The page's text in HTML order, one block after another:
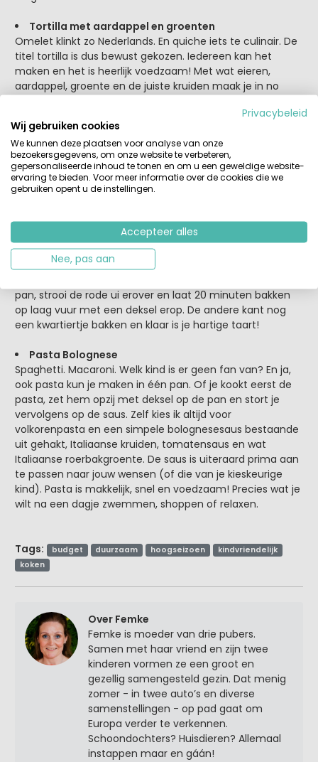
Tortilla met aardappel en groenten
Omelet klinkt zo Nederlands. En quiche iets te culinair. De
titel tortilla is dus bewust gekozen. Iedereen kan het
maken en het is heerlijk voedzaam! Met wat eieren,
aardappel, groente en de juiste kruiden maak je in no
Bloemkool-aardappeltaart uit de koekenpan
Een taart zonder oven, springvorm of ander fancy
keukenhulp. Yes please! Voor 1 taart heb je genoeg aan 1
bloemkool, 3 aardappels, 3 eieren, 2 tenen knoflook en 1
partner aan het werk) en rasp of snijd ze fijn. Haal
vervolgens de bladeren van de bloemkool, snijd de
onderkant weg en rasp hem fijn. Doe de aardappel en
bloemkool in een kom en doe de eieren plus wat olie,
pan, strooi de rode ui erover en laat 20 minuten bakken
op laag vuur met een deksel erop. De andere kant nog
een kwartiertje bakken en klaar is je hartige taart!
Pasta Bolognese
Spaghetti. Macaroni. Welk kind is er geen fan van? En ja,
ook pasta kun je maken in één pan. Of je kookt eerst de
pasta, zet hem opzij met deksel op de pan en stort je
vervolgens op de saus. Zelf kies ik altijd voor
volkorenpasta en een simpele bolognesesaus bestaande
uit gehakt, Italiaanse kruiden, tomatensaus en wat
Italiaanse roerbakgroente. De saus is uiteraard prima aan
te passen naar jouw wensen (of die van je kieskeurige
kind). Pasta is makkelijk, snel en voedzaam! Precies wat je
wilt na een dagje zwemmen, shoppen of relaxen.
Tags: budget duurzaam hoogseizoen
kindvriendelijk
koken
Over Femke
Femke is moeder van drie pubers.
Samen met haar vriend en zijn twee
kinderen vormen ze een groot en
gezellig samengesteld gezin. Dat menig
zomer - in twee auto’s en diverse
samenstellingen - op pad gaat om
Europa verder te verkennen.
Schoondochters? Huisdieren? Allemaal
instappen maar en gáán!
Privacybeleid
Wij gebruiken cookies
We kunnen deze plaatsen voor analyse van onze
bezoekersgegevens, om onze website te verbeteren,
gepersonaliseerde inhoud te tonen en om u een geweldige website-
ervaring te bieden. Voor meer informatie over de cookies die we
gebruiken opent u de instellingen.
Accepteer alles
Nee, pas aan